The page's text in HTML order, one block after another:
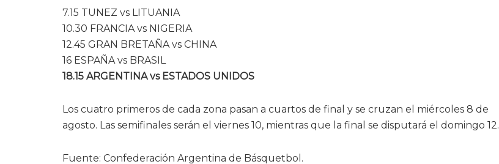
7.15 TUNEZ vs LITUANIA
10.30 FRANCIA vs NIGERIA
12.45 GRAN BRETAÑA vs CHINA
16 ESPAÑA vs BRASIL
18.15 ARGENTINA vs ESTADOS UNIDOS
Los cuatro primeros de cada zona pasan a cuartos de final y se cruzan el miércoles 8 de
agosto. Las semifinales serán el viernes 10, mientras que la final se disputará el domingo 12.
Fuente: Confederación Argentina de Básquetbol.